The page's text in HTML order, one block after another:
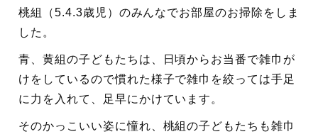
桃組（5.4.3歳児）のみんなでお部屋のお掃除をしま
した。
青、黄組の子どもたちは、日頃からお当番で雑巾が
けをしているので慣れた様子で雑巾を絞っては手足
に力を入れて、足早にかけています。
そのかっこいい姿に憧れ、桃組の子どもたちも雑巾